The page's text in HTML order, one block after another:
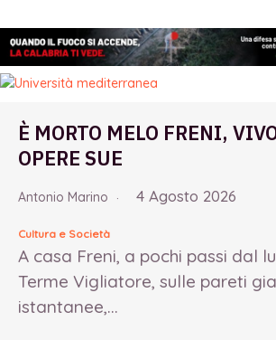
È MORTO MELO FRENI,
OPERE SUE
Antonio Marino 4 Agosto 2026
Cultura e Società
A casa Freni, a pochi passi dal
Terme Vigliatore, sulle pareti
istantanee,...